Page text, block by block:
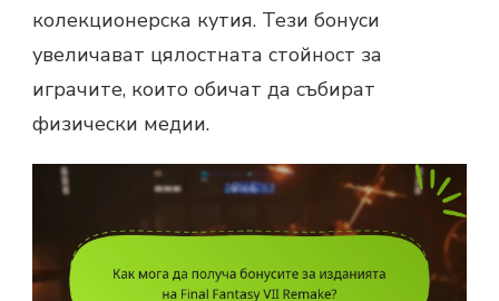
колекционерска кутия. Тези бонуси
увеличават цялостната стойност за
играчите, които обичат да събират
физически медии.